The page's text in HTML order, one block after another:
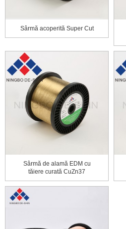
Sârmă acoperită Super Cut
Sârmă de alamă EDM cu
tăiere curată CuZn37